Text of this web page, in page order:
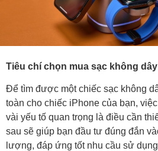
Tiêu chí chọn mua sạc không
Để tìm được một chiếc sạc không
toàn cho chiếc iPhone của bạn,
vài yếu tố quan trọng là điều cần
sau sẽ giúp bạn đầu tư đúng đắn
lượng, đáp ứng tốt nhu cầu sử